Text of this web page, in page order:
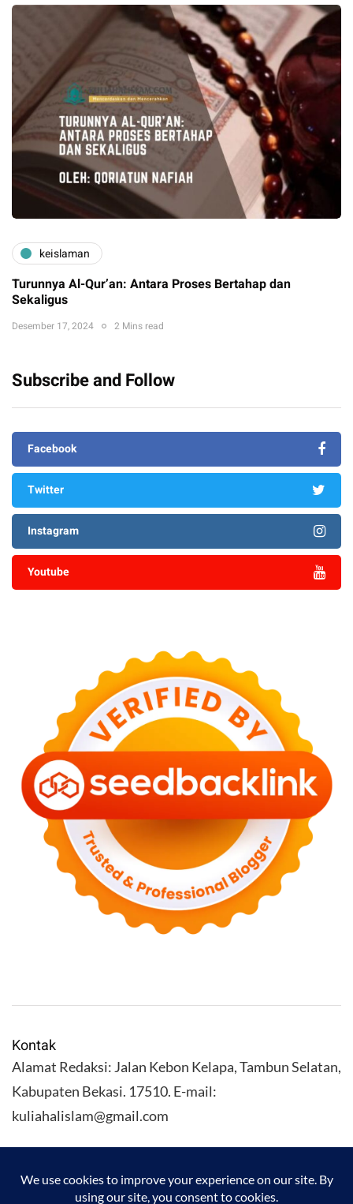
keislaman
Turunnya Al-Qur’an: Antara Proses Bertahap dan
Sekaligus
Desember 17, 2024 2 Mins read
Subscribe and Follow
Facebook
Twitter
Instagram
Youtube
Kontak
Alamat Redaksi: Jalan Kebon Kelapa, Tambun Selatan,
Kabupaten Bekasi. 17510. E-mail:
kuliahalislam@gmail.com